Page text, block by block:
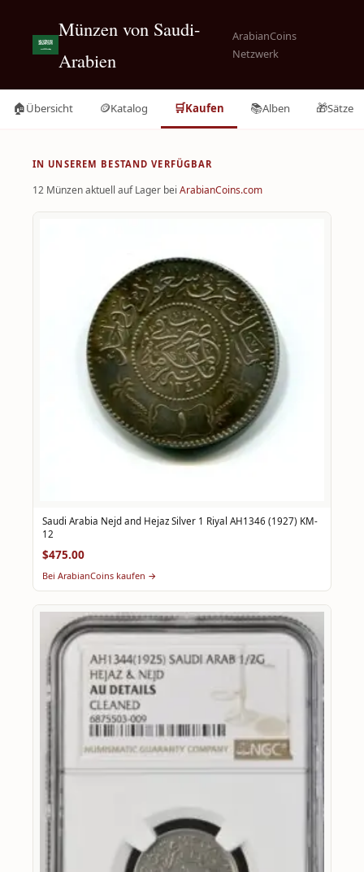
Münzen von Saudi-
Arabien
ArabianCoins
Netzwerk
🏠Übersicht 🪙Katalog 🛒Kaufen 📚Alben 🎁Sätze
IN UNSEREM BESTAND VERFÜGBAR
12 Münzen aktuell auf Lager bei ArabianCoins.com
Saudi Arabia Nejd and Hejaz Silver 1 Riyal AH1346 (1927) KM-
12
$475.00
Bei ArabianCoins kaufen →